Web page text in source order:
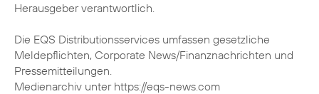
Herausgeber verantwortlich.
Die EQS Distributionsservices umfassen gesetzliche
Meldepflichten, Corporate News/Finanznachrichten und
Pressemitteilungen.
Medienarchiv unter https://eqs-news.com